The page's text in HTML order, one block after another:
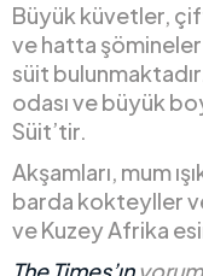
Büyük küvetler,
ve hatta
süit
odası ve büyük
Süit’tir.
Akşamları, mum
barda kokteyller
ve Kuzey Afrika